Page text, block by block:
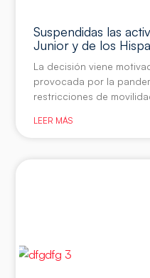
Suspendidas las
Junior y de los
La decisión viene
provocada por la
restricciones de
LEER MÁS